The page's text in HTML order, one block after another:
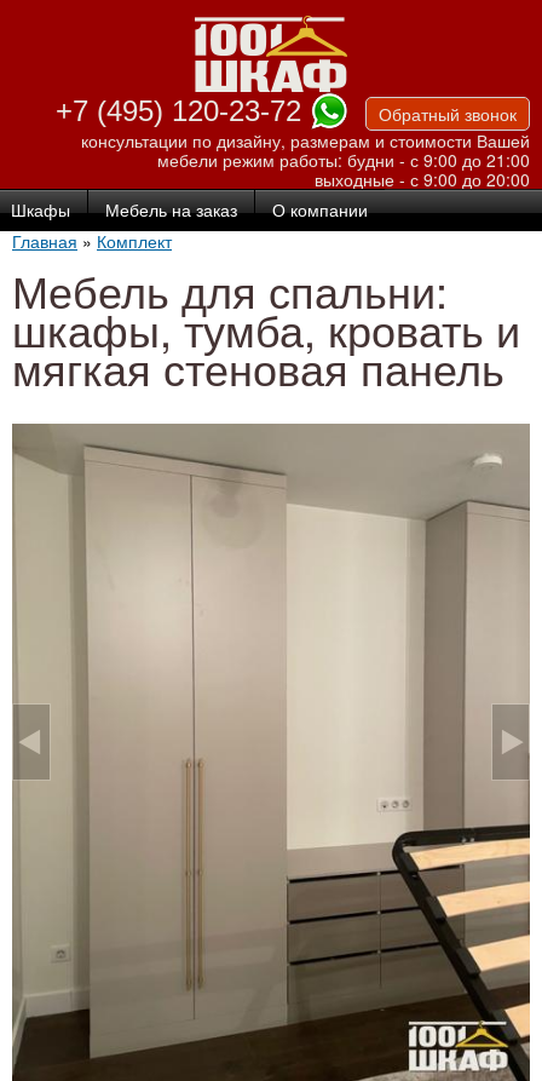
Перейти к
основному
содержанию
+7 (495) 120-23-72
Обратный звонок
консультации по дизайну, размерам и стоимости Вашей
мебели режим работы: будни - с 9:00 до 21:00
выходные - с 9:00 до 20:00
Шкафы Мебель на заказ О компании
Главная » Комплект
Мебель для спальни:
шкафы, тумба, кровать и
мягкая стеновая панель